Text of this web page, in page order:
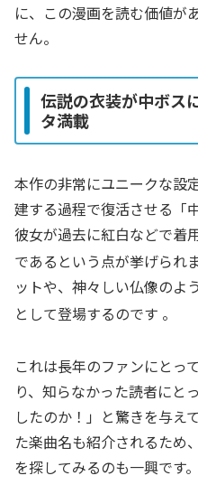
に、この漫画を読む価値が
せん。
伝説の衣装が中ボス
タ満載
本作の非常にユニークな設
建する過程で復活させる「
彼女が過去に紅白などで着
であるという点が挙げられ
ットや、神々しい仏像のよ
として登場するのです 。
これは長年のファンにとっ
り、知らなかった読者にと
したのか！」と驚きを与え
た楽曲名も紹介されるため
を探してみるのも一興です。